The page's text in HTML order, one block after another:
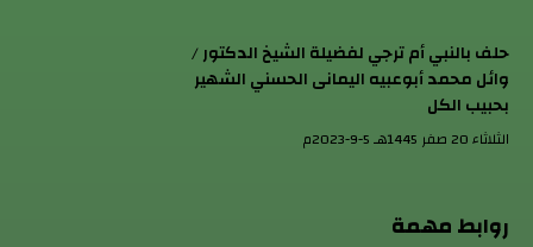
حلف بالنبي أم ترجي لفضيلة الشيخ الدكتور /
وائل محمد أبوعبيه اليمانى الحسني الشهير
بحبيب الكل
الثلاثاء 20 صفر 1445هـ 5-9-2023م
روابط مهمة